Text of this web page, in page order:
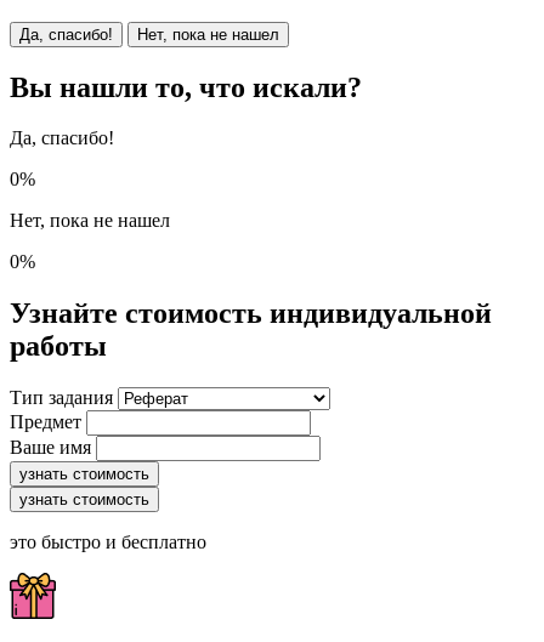
Да, спасибо! Нет, пока не нашел
Вы нашли то, что искали?
Да, спасибо!
0%
Нет, пока не нашел
0%
Узнайте стоимость индивидуальной
работы
Тип задания
Предмет
Ваше имя
узнать стоимость
узнать стоимость
это быстро и бесплатно